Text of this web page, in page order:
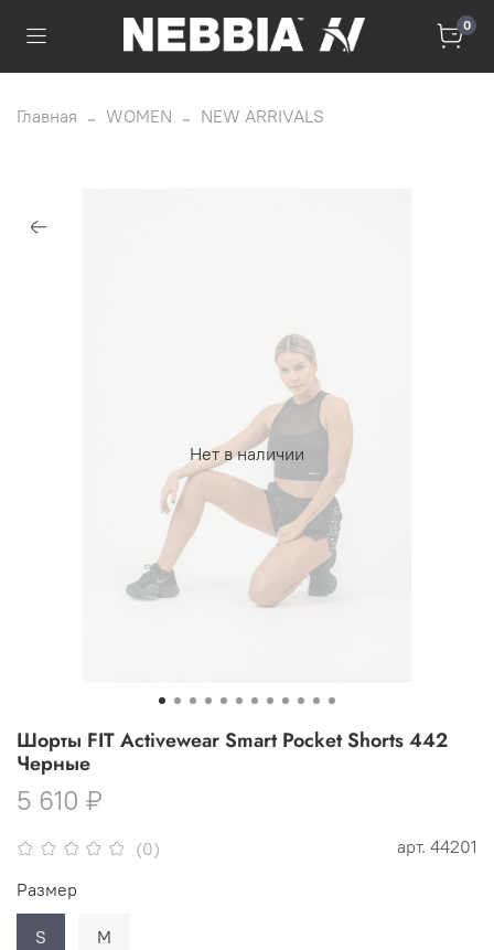
0
Главная WOMEN NEW ARRIVALS
Нет в наличии
(0) арт. 44201
Шорты FIT Activewear Smart Pocket Shorts 442
Черные
5 610 ₽
Размер
S M